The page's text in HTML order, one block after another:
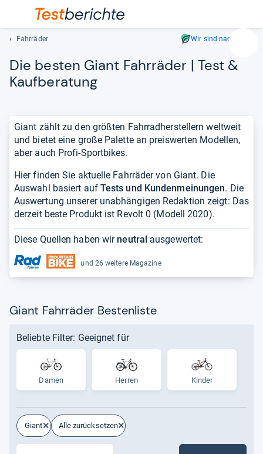
Geben
ein.
lassen
sich
den
Fahrräder Wir sind nachhaltig
Die bes­ten Giant Fahr­rä­der | Test &
Kauf­be­ra­tung
Giant zählt zu den größten Fahrradherstellern weltweit
und bietet eine große Palette an preiswerten Modellen,
aber auch Profi-Sportbikes.
Hier finden Sie aktuelle Fahrräder von Giant. Die
Auswahl basiert auf Tests und Kundenmeinungen. Die
Auswertung unserer unabhängigen Redaktion zeigt: Das
derzeit beste Produkt ist Revolt 0 (Modell 2020).
Diese Quellen haben wir neutral ausgewertet:
und 26 weitere Magazine
Giant Fahrräder Bestenliste
Beliebte Filter: Geeignet für
Damen Herren Kinder
Giant Alle zurücksetzen